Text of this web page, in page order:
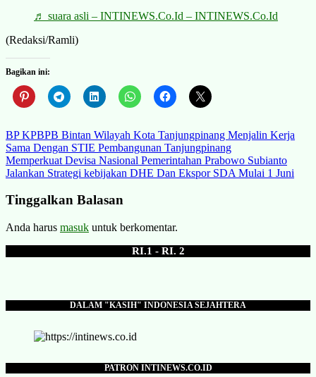
♬ suara asli – INTINEWS.Co.Id – INTINEWS.Co.Id
(Redaksi/Ramli)
Bagikan ini:
Navigasi
pos
BP KPBPB Bintan Wilayah Kota Tanjungpinang Menjalin Kerja
Sama Dengan STIE Pembangunan Tanjungpinang
Memperkuat Devisa Nasional Pemerintahan Prabowo Subianto
Jalankan Strategi kebijakan DHE Dan Ekspor SDA Mulai 1 Juni
Tinggalkan Balasan
Anda harus masuk untuk berkomentar.
RI.1 - RI. 2
DALAM "KASIH" INDONESIA SEJAHTERA
PATRON INTINEWS.CO.ID